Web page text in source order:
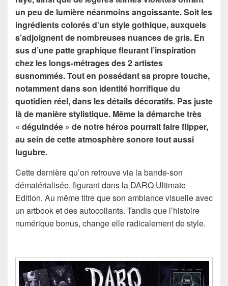
un peu de lumière néanmoins angoissante. Soit les
ingrédients colorés d’un style gothique, auxquels
s’adjoignent de nombreuses nuances de gris. En
sus d’une patte graphique fleurant l’inspiration
chez les longs-métrages des 2 artistes
susnommés. Tout en possédant sa propre touche,
notamment dans son identité horrifique du
quotidien réel, dans les détails décoratifs. Pas juste
là de manière stylistique. Même la démarche très
« déguindée » de notre héros pourrait faire flipper,
au sein de cette atmosphère sonore tout aussi
lugubre.
Cette dernière qu’on retrouve via la bande-son
dématérialisée, figurant dans la DARQ Ultimate
Edition. Au même titre que son ambiance visuelle avec
un artbook et des autocollants. Tandis que l’histoire
numérique bonus, change elle radicalement de style.